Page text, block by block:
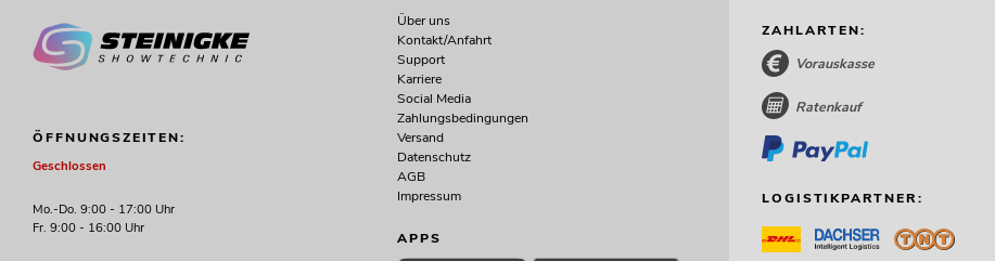
ÖFFNUNGSZEITEN:
Geschlossen
Mo.-Do. 9:00 - 17:00 Uhr
Fr. 9:00 - 16:00 Uhr
Über uns
Kontakt/Anfahrt
Support
Karriere
Social Media
Zahlungsbedingungen
Versand
Datenschutz
AGB
Impressum
APPS
ZAHLARTEN:
Vorauskasse
Ratenkauf
LOGISTIKPARTNER: